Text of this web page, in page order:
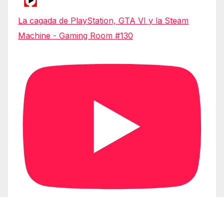
La cagada de PlayStation, GTA VI y la Steam
Machine - Gaming Room #130